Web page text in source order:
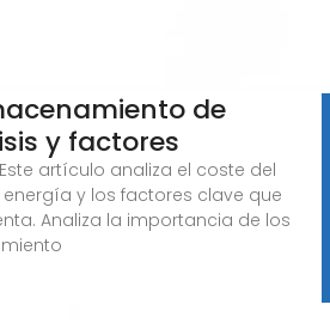
de
y factores
artículo analiza el coste del
y los factores clave que
Analiza la importancia de los